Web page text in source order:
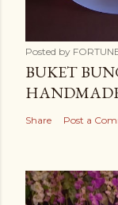
Posted by
BUKET
Share Post a